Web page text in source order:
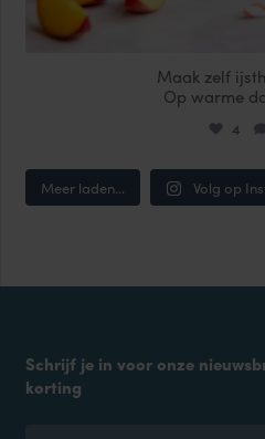
Maak zelf
Op warme
4
Meer laden... Volg op
Schrijf je in voor onze
korting